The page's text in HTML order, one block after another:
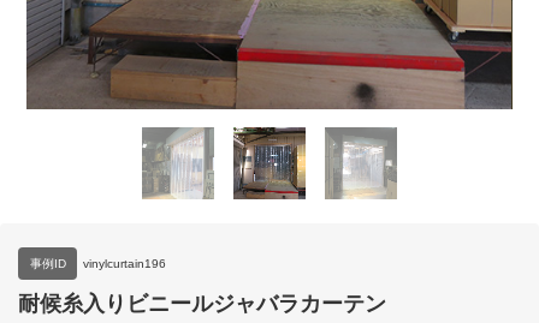
事例ID vinylcurtain196
耐候糸入りビニールジャバラカーテン